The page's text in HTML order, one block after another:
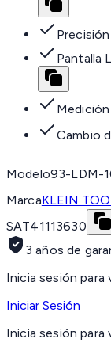
Pantalla
Cambio
Modelo93-LDM-
MarcaKLEIN
SAT41113630
3 años de
Inicia sesión para
Iniciar Sesión
Inicia sesión para